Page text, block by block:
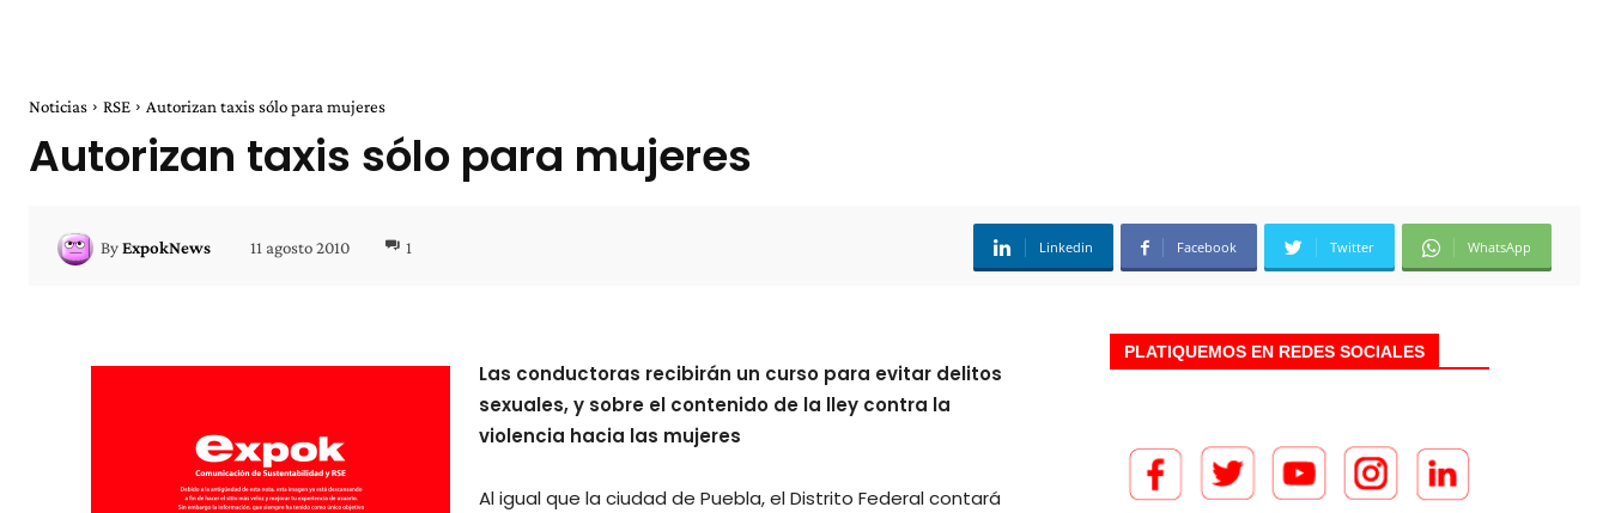
Noticias RSE Autorizan taxis sólo para mujeres
Autorizan taxis sólo para mujeres
ByExpokNews 11 agosto 2010 1 Linkedin Facebook Twitter WhatsApp
Las conductoras recibirán un curso para evitar delitos
sexuales, y sobre el contenido de la lley contra la
violencia hacia las mujeres
Al igual que la ciudad de Puebla, el Distrito Federal contará
PLATIQUEMOS EN REDES SOCIALES